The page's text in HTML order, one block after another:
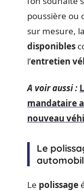
poussière ou
sur mesure,
disponibles
l’entretien
A voir aussi :
mandataire
nouveau
Le
Le polissage